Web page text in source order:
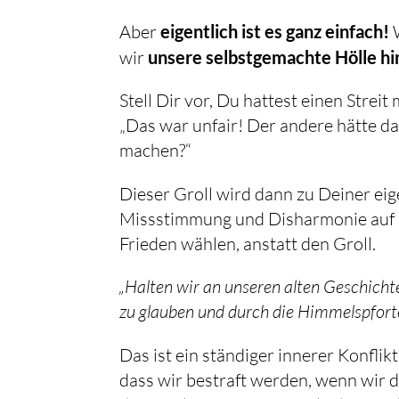
Abereigentlich ist es ganz einfach!
wir unsere selbstgemachte Hölle
Stell Dir vor, Du hattest einen Streit
„Das war unfair! Der andere hätte
machen?“
Dieser Groll wird dann zu Deiner
Missstimmung und Disharmonie
Frieden wählen, anstatt den Groll.
„Halten wir an unseren alten
zu glauben und durch die
Das ist ein ständiger innerer
dass wir bestraft werden, wenn wir